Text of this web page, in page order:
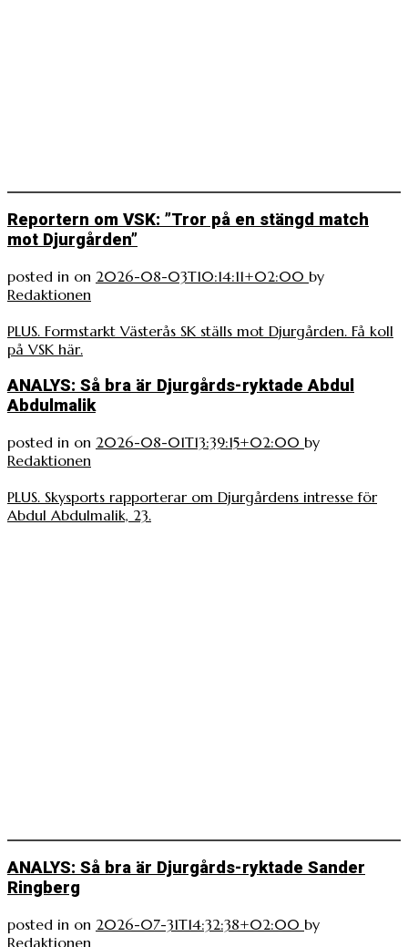
Reportern om VSK: ”Tror på en stängd match
mot Djurgården”
posted in on 2026-08-03T10:14:11+02:00 by
Redaktionen
PLUS. Formstarkt Västerås SK ställs mot Djurgården. Få koll
på VSK här.
ANALYS: Så bra är Djurgårds-ryktade Abdul
Abdulmalik
posted in on 2026-08-01T13:39:15+02:00 by
Redaktionen
PLUS. Skysports rapporterar om Djurgårdens intresse för
Abdul Abdulmalik, 23.
ANALYS: Så bra är Djurgårds-ryktade Sander
Ringberg
posted in on 2026-07-31T14:32:38+02:00 by
Redaktionen